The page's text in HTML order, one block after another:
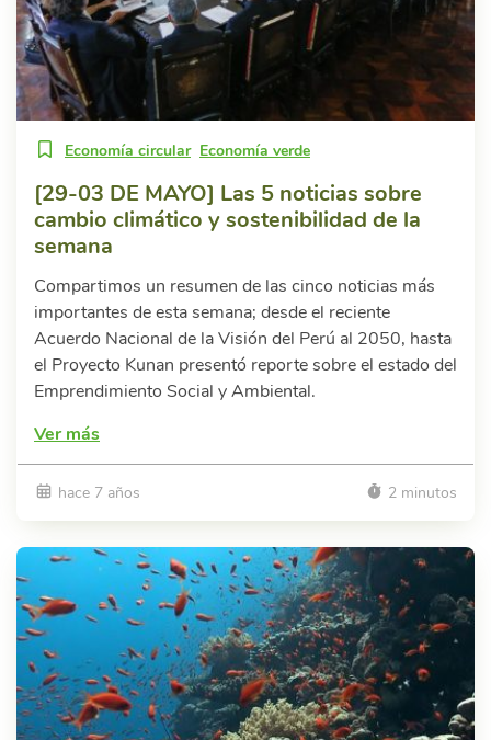
Economía circular Economía verde
[29-03 DE MAYO] Las 5 noticias sobre
cambio climático y sostenibilidad de la
semana
Compartimos un resumen de las cinco noticias más
importantes de esta semana; desde el reciente
Acuerdo Nacional de la Visión del Perú al 2050, hasta
el Proyecto Kunan presentó reporte sobre el estado del
Emprendimiento Social y Ambiental.
Ver más
hace 7 años 2 minutos